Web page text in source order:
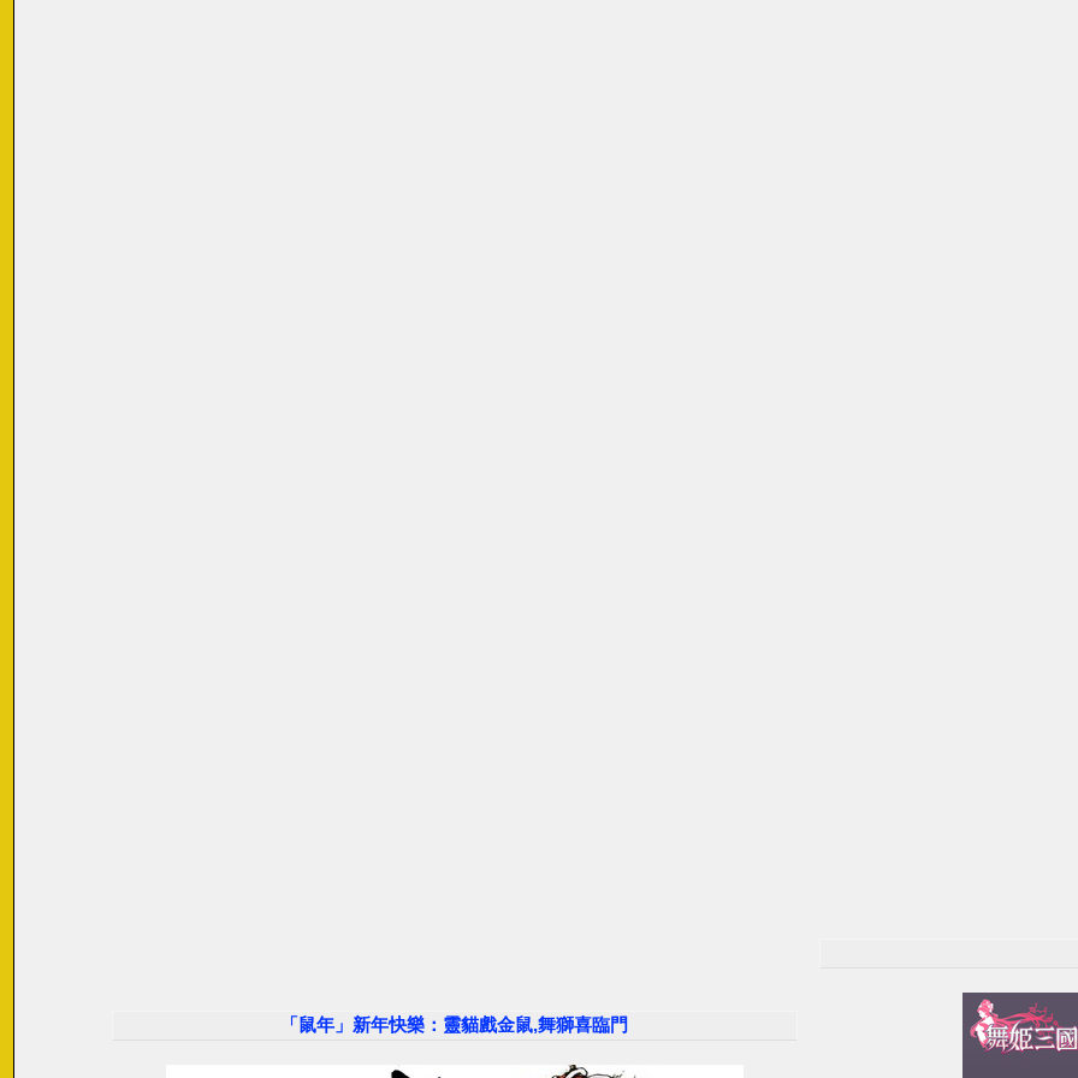
「鼠年」新年快樂：靈貓戲金鼠,舞獅喜臨門